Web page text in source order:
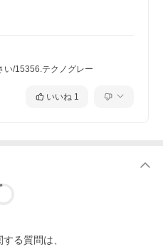
/15356.テクノグレー
いいね 1
する質問は、